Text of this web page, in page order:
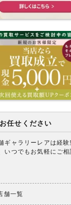
任せください
ギャラリーレアは経
いつでもお気軽にご相
舗一覧